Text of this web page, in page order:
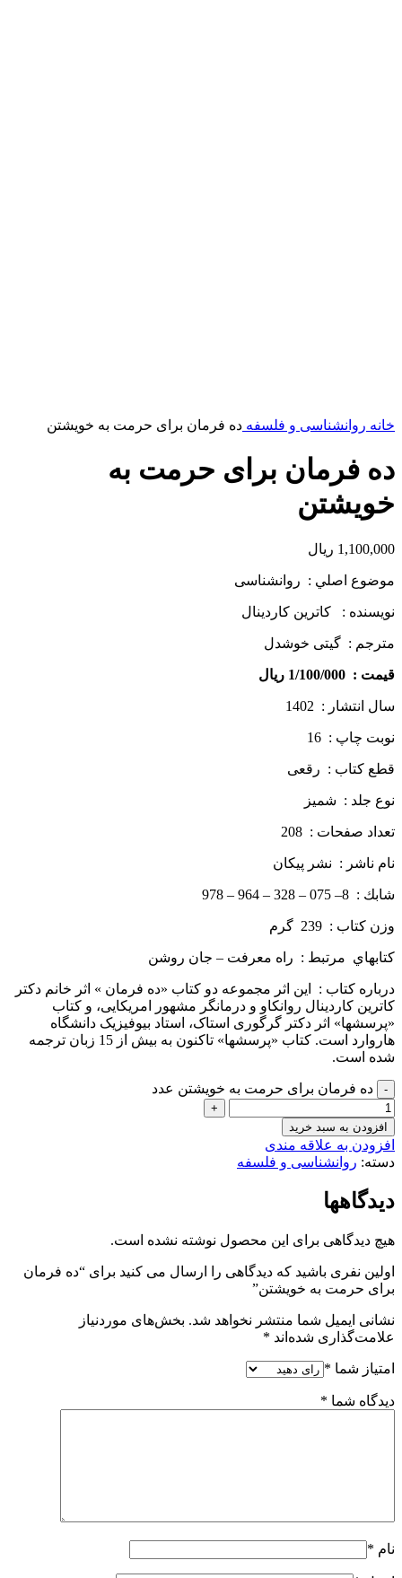
خانه روانشناسی و فلسفه ده فرمان برای حرمت به خویشتن
ده فرمان برای حرمت به
خویشتن
1,100,000 ریال
موضوع اصلي : روانشناسی
نويسنده : کاترین کاردینال
مترجم : گیتی خوشدل
قيمت : 1/100/000 ريال
سال انتشار : 1402
نوبت چاپ : 16
قطع كتاب : رقعی
نوع جلد : شمیز
تعداد صفحات : 208
نام ناشر : نشر پيكان
شابك : 8– 075 – 328 – 964 – 978
وزن كتاب : 239 گرم
كتاب­هاي مرتبط : راه معرفت – جان روشن
درباره كتاب : این اثر مجموعه دو کتاب «ده فرمان » اثر خانم دکتر
کاترین کاردینال روانکاو و درمانگر مشهور امریکایی، و کتاب
«پرسشها» اثر دکتر گرگوری استاک، استاد بیوفیزیک دانشگاه
هاروارد است. کتاب «پرسشها» تاکنون به بیش از 15 زبان ترجمه
شده است.
ده فرمان برای حرمت به خویشتن عدد
افزودن به سبد خرید
افزودن به علاقه مندی
دسته: روانشناسی و فلسفه
دیدگاهها
هیچ دیدگاهی برای این محصول نوشته نشده است.
اولین نفری باشید که دیدگاهی را ارسال می کنید برای “ده فرمان
برای حرمت به خویشتن”
نشانی ایمیل شما منتشر نخواهد شد. بخش‌های موردنیاز
علامت‌گذاری شده‌اند *
امتیاز شما *
دیدگاه شما *
نام *